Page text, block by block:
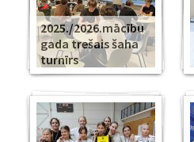
2025./2026.mācību
gada trešais šaha
turnīrs